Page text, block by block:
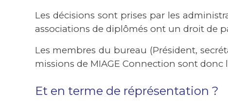
Les décisions sont prises par les
associations de diplômés ont un droit de
Les membres du bureau (Président,
missions de MIAGE Connection sont donc
Et en terme de réprésentation ?